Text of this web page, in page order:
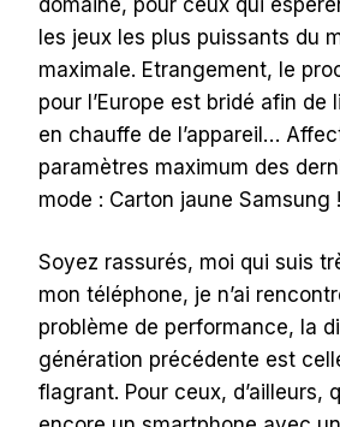
les jeux les plus puissants du
maximale. Etrangement, le
pour l’Europe est bridé afin de
en chauffe de l’appareil…
paramètres maximum des
mode : Carton jaune Samsung !
Soyez rassurés, moi qui suis
mon téléphone, je n’ai
problème de performance, la
génération précédente est
flagrant. Pour ceux, d’ailleurs,